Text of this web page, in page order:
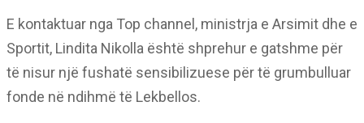
E kontaktuar nga Top channel, ministrja e Arsimit dhe e
Sportit, Lindita Nikolla është shprehur e gatshme për
të nisur një fushatë sensibilizuese për të grumbulluar
fonde në ndihmë të Lekbellos.